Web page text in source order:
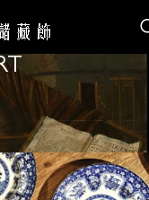
1 至 12 項結果，共 21 項